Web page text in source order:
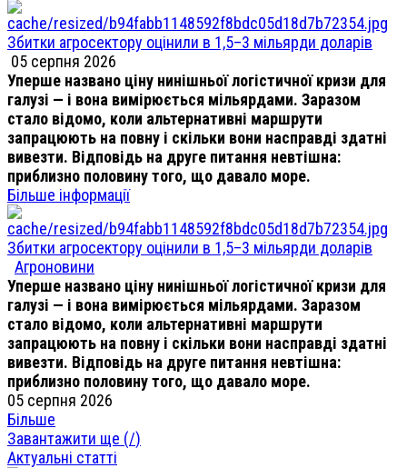
Збитки агросектору оцінили в 1,5–3 мільярди доларів
05 серпня 2026
Уперше названо ціну нинішньої логістичної кризи для
галузі — і вона вимірюється мільярдами. Заразом
стало відомо, коли альтернативні маршрути
запрацюють на повну і скільки вони насправді здатні
вивезти. Відповідь на друге питання невтішна:
приблизно половину того, що давало море.
Більше інформації
Збитки агросектору оцінили в 1,5–3 мільярди доларів
Агроновини
Уперше названо ціну нинішньої логістичної кризи для
галузі — і вона вимірюється мільярдами. Заразом
стало відомо, коли альтернативні маршрути
запрацюють на повну і скільки вони насправді здатні
вивезти. Відповідь на друге питання невтішна:
приблизно половину того, що давало море.
05 серпня 2026
Більше
Завантажити ще (/)
Актуальні статті